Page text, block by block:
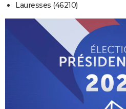
Lauresses (46210)